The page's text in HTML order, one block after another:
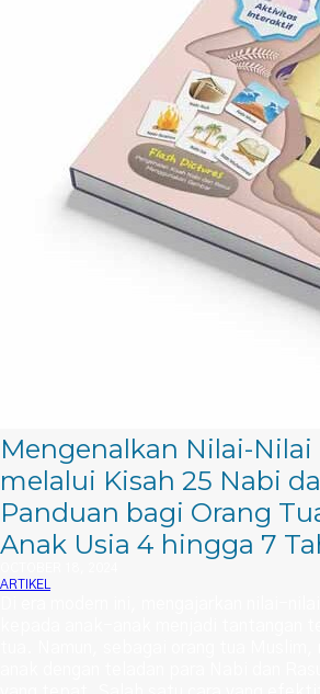
Mengenalkan Nilai-Nilai
melalui Kisah 25 Nabi
Panduan bagi Orang
Anak Usia 4 hingga 7
ARTIKEL